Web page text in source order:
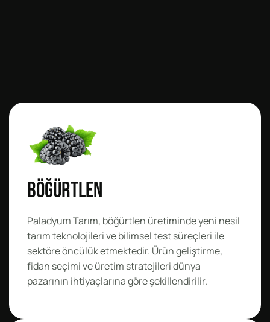
Böğürtlen
Paladyum Tarım, böğürtlen üretiminde yeni nesil
tarım teknolojileri ve bilimsel test süreçleri ile
sektöre öncülük etmektedir. Ürün geliştirme,
fidan seçimi ve üretim stratejileri dünya
pazarının ihtiyaçlarına göre şekillendirilir.